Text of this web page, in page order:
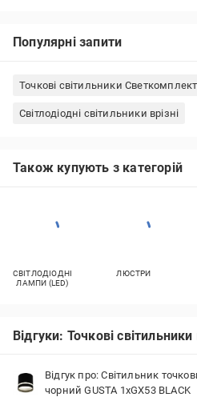
Популярні запити
Точкові світильники
Світлодіодні світильники врізні
Також купують з категорій
СВІТЛОДІОДНІ
ЛАМПИ (LED)
ЛЮСТРИ
Відгуки: Точкові
Відгук про: Світильник
чорний GUSTA 1хGX53 BLACK